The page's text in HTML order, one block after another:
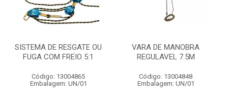
SISTEMA DE RESGATE OU
FUGA COM FREIO 5:1
Código: 13004865
Embalagem: UN/01
VARA DE MANOBRA
REGULAVEL 7.5M
Código: 13004848
Embalagem: UN/01